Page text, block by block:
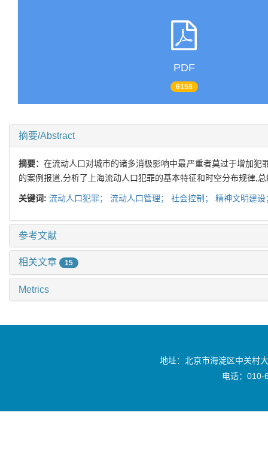
PDF
6158
摘要/Abstract
摘要：在流动人口对城市的诸多消极影响中最严重者莫过于增加
的案例报道,分析了上海流动人口犯罪的基本特征和时空分布规律,
关键词: 流动人口犯罪； 流动人口管理； 社会控制； 精神文明建
参考文献
相关文章 15
Metrics
地址：北京市海淀区中关村
电话：